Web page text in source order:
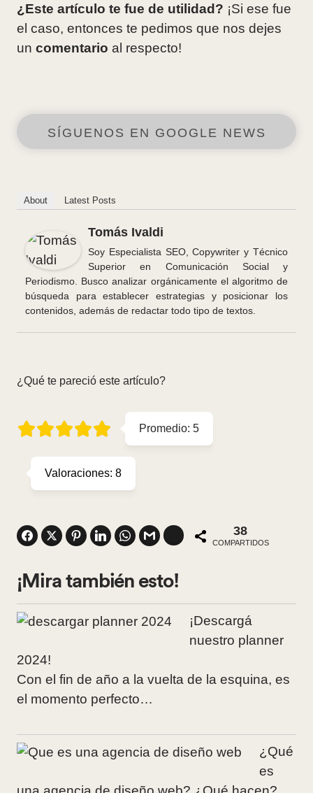
¿Este artículo te fue de utilidad? ¡Si ese fue
el caso, entonces te pedimos que nos dejes
un comentario al respecto!
SÍGUENOS EN GOOGLE NEWS
About Latest Posts
Tomás Ivaldi
Soy Especialista SEO, Copywriter y Técnico
Superior en Comunicación Social y
Periodismo. Busco analizar orgánicamente el algoritmo de
búsqueda para establecer estrategias y posicionar los
contenidos, además de redactar todo tipo de textos.
¿Qué te pareció este artículo?
Promedio: 5
Valoraciones: 8
38
COMPARTIDOS
¡Mira también esto!
¡Descargá
nuestro planner
2024!
Con el fin de año a la vuelta de la esquina, es
el momento perfecto…
¿Qué
es